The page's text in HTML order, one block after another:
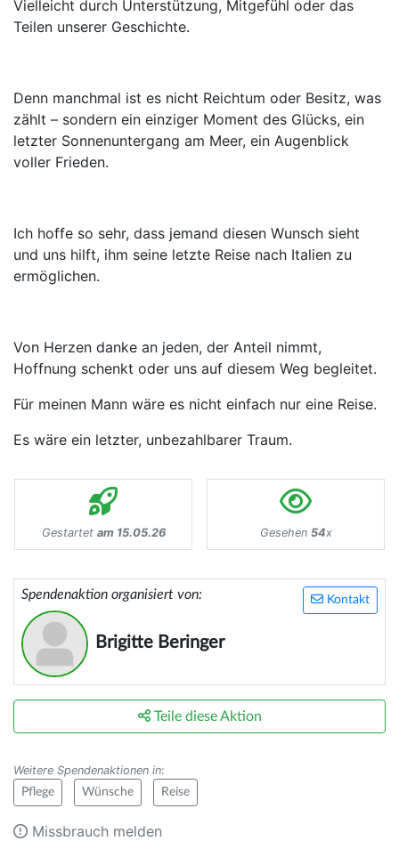
Vielleicht durch Unterstützung, Mitgefühl oder das
Teilen unserer Geschichte.
Denn manchmal ist es nicht Reichtum oder Besitz, was
zählt – sondern ein einziger Moment des Glücks, ein
letzter Sonnenuntergang am Meer, ein Augenblick
voller Frieden.
Ich hoffe so sehr, dass jemand diesen Wunsch sieht
und uns hilft, ihm seine letzte Reise nach Italien zu
ermöglichen.
Von Herzen danke an jeden, der Anteil nimmt,
Hoffnung schenkt oder uns auf diesem Weg begleitet.
Für meinen Mann wäre es nicht einfach nur eine Reise.
Es wäre ein letzter, unbezahlbarer Traum.
Gestartet am 15.05.26 Gesehen 54x
Kontakt
Spendenaktion organisiert von:
Brigitte Beringer
Teile diese Aktion
Weitere Spendenaktionen in:
Pflege Wünsche Reise
Missbrauch melden